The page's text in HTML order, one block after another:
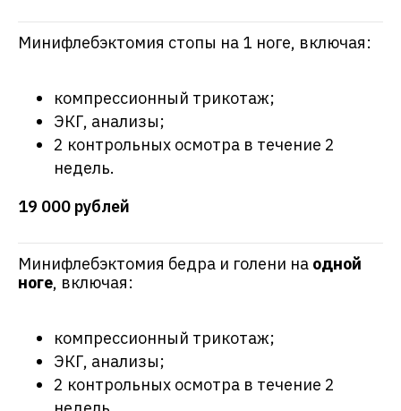
Минифлебэктомия стопы на 1 ноге, включая:
компрессионный трикотаж;
ЭКГ, анализы;
2 контрольных осмотра в течение 2
недель.
19 000 рублей
Минифлебэктомия бедра и голени на одной
ноге, включая:
компрессионный трикотаж;
ЭКГ, анализы;
2 контрольных осмотра в течение 2